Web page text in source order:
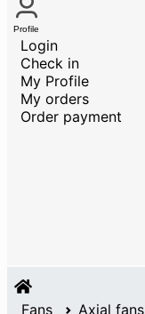
Profile
Login
Check in
My Profile
My orders
Order payment
Fans Axial fans